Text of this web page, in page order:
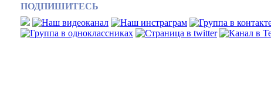
ПОДПИШИТЕСЬ